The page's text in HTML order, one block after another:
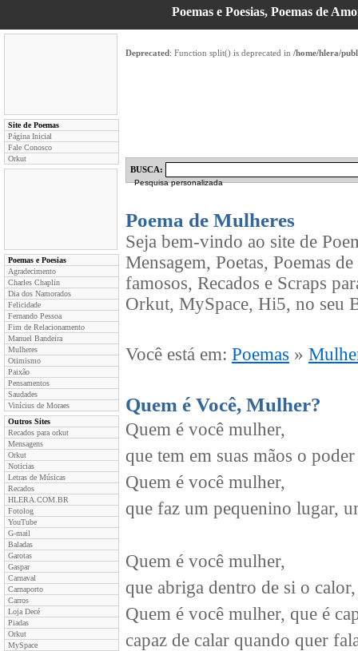
Poemas e Poesias, Poemas de
Site de Poemas
Página Inicial
Fale Conosco
Orkut
Poemas e Poesias
Agradecimento
Charles Chaplin
Dia dos Namorados
Felicidade
Fernando Pessoa
Fim de Relacionamento
Manuel Bandeira
Mulheres
Otimismo
Paixão
Pensamentos
Saudades
Vinícius de Moraes
Outros Sites
Recados para orkut
Mensagens
Orkut
Noticias
Letras de Músicas
Recados
HLERA.COM.BR
Fotolog
YouTube
G-mail
Baladas
Garotas
Gaspar
Carnaval
Carnaporto
Carros
Loja Decé
Piadas
Orkut
MySpace
Deprecated: Function split() is deprecated in /home/hlera/
BUSCA:
Pesquisa personalizada
Poema de Mulheres
Seja bem-vindo ao site de
Mensagem, Poetas, Poemas
famosos, Recados e Scraps
Orkut, MySpace, Hi5, no seu
Você está em: Poemas »
Quem é Você, Mulher?
Quem é você mulher,
que tem em suas mãos o
Quem é você mulher,
que faz um pequenino lugar,
Quem é você mulher,
que abriga dentro de si o
Quem é você mulher, que é
capaz de calar quando quer